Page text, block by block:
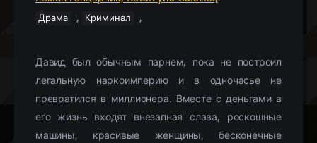
Драма , Криминал ,
Давид был обычным парнем, пока не построил
легальную наркоимперию и в одночасье не
превратился в миллионера. Вместе с деньгами в
его жизнь входят внезапная слава, роскошные
машины, красивые женщины, бесконечные